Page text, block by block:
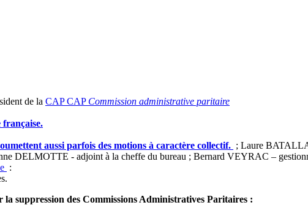
de la CAP CAP Commission administrative paritaire
française.
aussi parfois des motions à caractère collectif. ; Laure
DELMOTTE - adjoint à la cheffe du bureau ; Bernard VEYRAC –
:
suppression des Commissions Administratives Paritaires :